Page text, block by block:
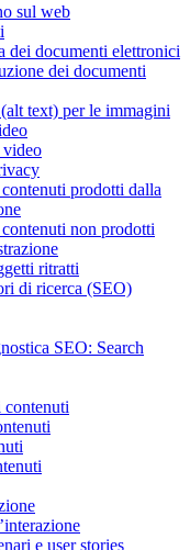
sul web
dei documenti elettronici
dei documenti
text) per le immagini
video
prodotti dalla
non prodotti
ritratti
di ricerca (SEO)
SEO: Search
contenuti
e user stories